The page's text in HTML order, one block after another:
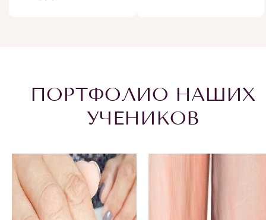
ПОРТФОЛИО НАШИХ
УЧЕНИКОВ